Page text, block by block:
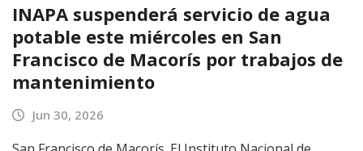
INAPA suspenderá servicio de agua
potable este miércoles en San
Francisco de Macorís por trabajos de
mantenimiento
Jun 30, 2026